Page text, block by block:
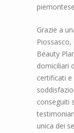
Grazie a
Beauty
domiciliari
certificati
conseguiti
unica dei